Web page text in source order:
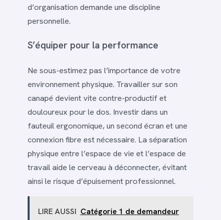
d’organisation demande une discipline
personnelle.
S’équiper pour la performance
Ne sous-estimez pas l’importance de votre
environnement physique. Travailler sur son
canapé devient vite contre-productif et
douloureux pour le dos. Investir dans un
fauteuil ergonomique, un second écran et une
connexion fibre est nécessaire. La séparation
physique entre l’espace de vie et l’espace de
travail aide le cerveau à déconnecter, évitant
ainsi le risque d’épuisement professionnel.
LIRE AUSSI Catégorie 1 de demandeur